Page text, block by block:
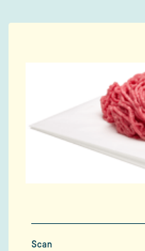
Scan